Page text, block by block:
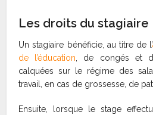
Les droits du stagiaire
Un stagiaire bénéficie, au titre de l’
de l’éducation, de congés et
calquées sur le régime des
travail, en cas de grossesse, de
Ensuite, lorsque le stage